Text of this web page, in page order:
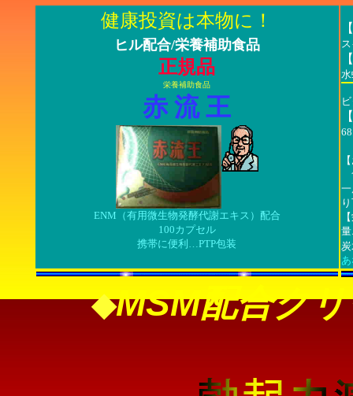
健康投資は本物に！
ヒル配合/栄養補助食品
正規品
栄養補助食品
赤 流 王
ENM（有用微生物発酵代謝エキス）配合
100カプセル
携帯に便利…PTP包装
◆MSM配合ク